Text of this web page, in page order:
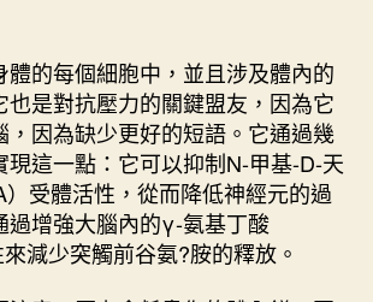
體的每個細胞中，並且涉及體內的
也是對抗壓力的關鍵盟友，因為它
，因為缺少更好的短語。它通過幾
現這一點：它可以抑制N-甲基-D-天
受體活性，從而降低神經元的過
過增強大腦內的γ-氨基丁酸
來減少突觸前谷氨?胺的釋放。